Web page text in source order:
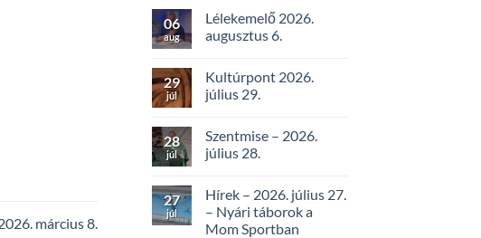
március 8.
06
aug
Lélekemelő 2026.
augusztus 6.
29
júl
Kultúrpont 2026.
július 29.
28
júl
Szentmise – 2026.
július 28.
27
júl
Hírek – 2026. július 27.
– Nyári táborok a
Mom Sportban